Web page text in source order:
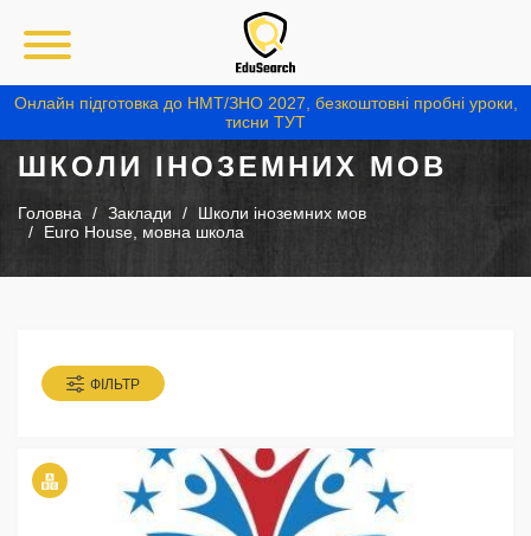
Онлайн підготовка до НМТ/ЗНО 2027, безкоштовні пробні уроки,
тисни ТУТ
ШКОЛИ ІНОЗЕМНИХ МОВ
Головна Заклади
Школи іноземних мов
Euro House, мовна школа
ФІЛЬТР